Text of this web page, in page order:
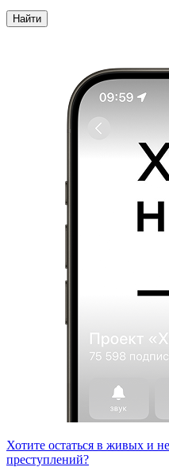
Найти
Хотите остаться в живых и
преступлений?